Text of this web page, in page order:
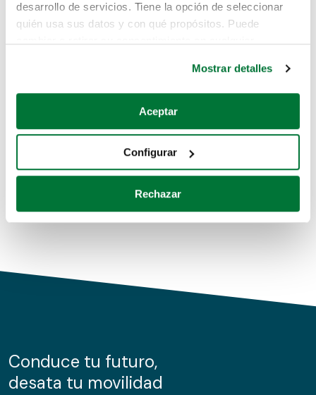
desarrollo de servicios. Tiene la opción de seleccionar
quién usa sus datos y con qué propósitos. Puede
Si lo permite, también quisiéramos:
Recopilar información sobre su ubicación geográfica
Identificar su dispositivo analizándolo activamente
para buscar características específicas (huellas
Obtenga más información sobre cómo se procesan sus
de cookies.
información sobre el uso que haga del sitio web con
nuestros partners de redes sociales, publicidad y análisis
Mostrar detalles
Aceptar
Configurar
Rechazar
Pero puedes encontrar el coche que estás
buscando en alguno de estos enlaces:
Coches de segunda mano
Coches de km0
Conduce tu futuro,
desata tu movilidad